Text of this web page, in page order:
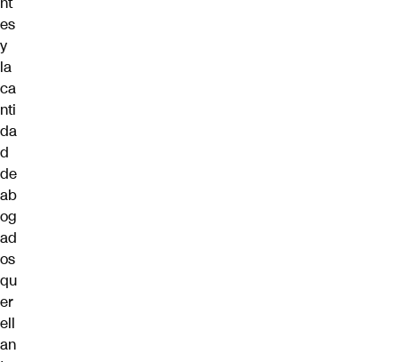
es
y
la
ca
nti
da
d
de
ab
og
ad
os
qu
er
ell
an